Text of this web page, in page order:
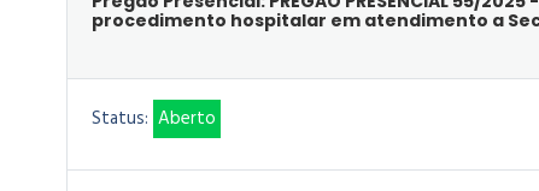
procedimento hospitalar em atendimento a
Status: Aberto